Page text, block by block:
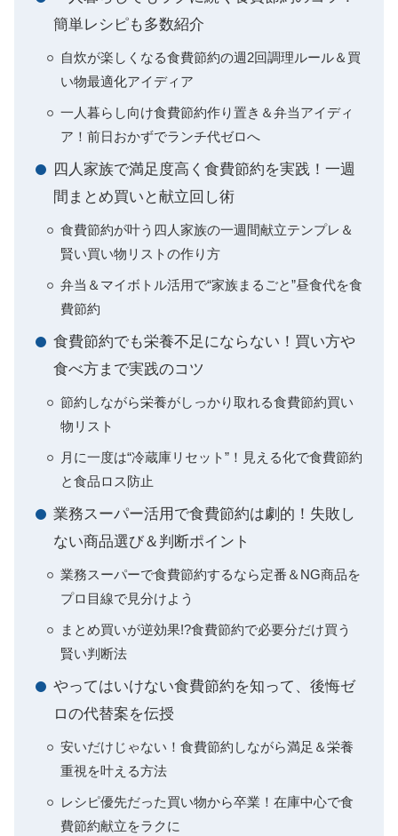
簡単レシピも多数紹介
自炊が楽しくなる食費節約の週2回調理ルール＆買
い物最適化アイディア
一人暮らし向け食費節約作り置き＆弁当アイディ
ア！前日おかずでランチ代ゼロへ
四人家族で満足度高く食費節約を実践！一週
間まとめ買いと献立回し術
食費節約が叶う四人家族の一週間献立テンプレ＆
賢い買い物リストの作り方
弁当＆マイボトル活用で“家族まるごと”昼食代を食
費節約
食費節約でも栄養不足にならない！買い方や
食べ方まで実践のコツ
節約しながら栄養がしっかり取れる食費節約買い
物リスト
月に一度は“冷蔵庫リセット”！見える化で食費節約
と食品ロス防止
業務スーパー活用で食費節約は劇的！失敗し
ない商品選び＆判断ポイント
業務スーパーで食費節約するなら定番＆NG商品を
プロ目線で見分けよう
まとめ買いが逆効果!?食費節約で必要分だけ買う
賢い判断法
やってはいけない食費節約を知って、後悔ゼ
ロの代替案を伝授
安いだけじゃない！食費節約しながら満足＆栄養
重視を叶える方法
レシピ優先だった買い物から卒業！在庫中心で食
費節約献立をラクに